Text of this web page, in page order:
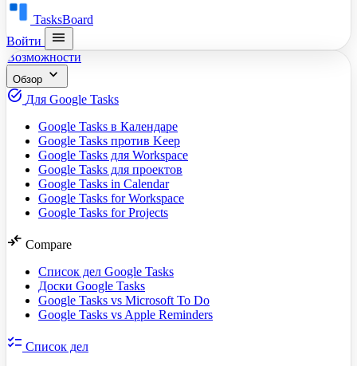
TasksBoard
Войти
menu
Возможности
Обзор expand_more
task_alt Для Google Tasks
Google Tasks в Календаре
Google Tasks против Keep
Google Tasks для Workspace
Google Tasks для проектов
Google Tasks in Calendar
Google Tasks for Workspace
Google Tasks for Projects
compare_arrows Compare
Список дел Google Tasks
Доски Google Tasks
Google Tasks vs Microsoft To Do
Google Tasks vs Apple Reminders
checklist Список дел